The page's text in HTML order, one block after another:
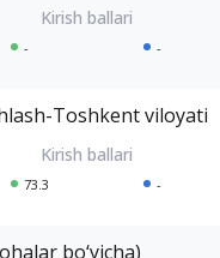
- -
Toshkent viloyati
73.3 -
bo‘yicha)